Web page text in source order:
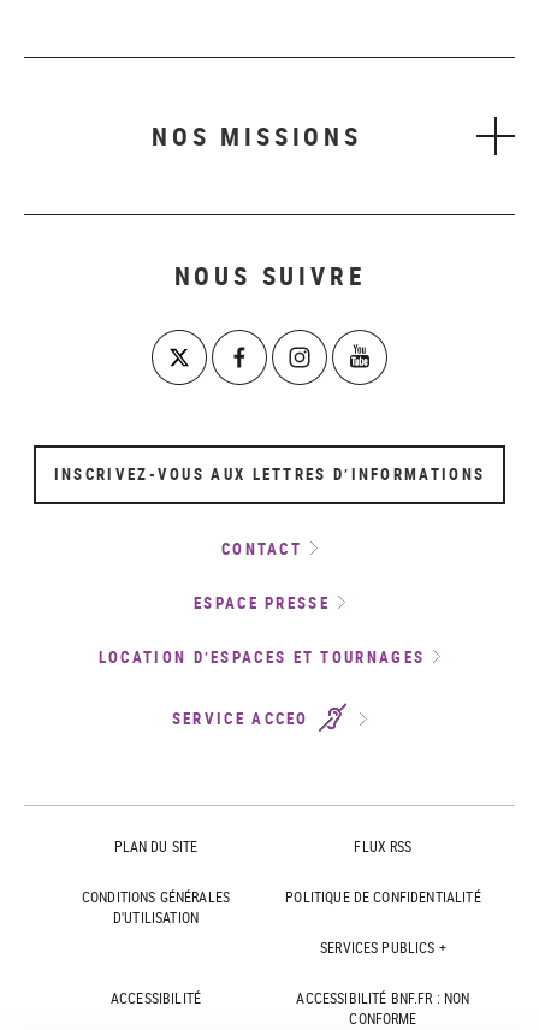
NOS MISSIONS
NOUS SUIVRE
INSCRIVEZ-VOUS AUX LETTRES D’INFORMATIONS
CONTACT
ESPACE PRESSE
LOCATION D’ESPACES ET TOURNAGES
SERVICE ACCEO
PLAN DU SITE FLUX RSS
CONDITIONS GÉNÉRALES
D'UTILISATION
POLITIQUE DE CONFIDENTIALITÉ
SERVICES PUBLICS +
ACCESSIBILITÉ
ACCESSIBILITÉ BNF.FR : NON
CONFORME